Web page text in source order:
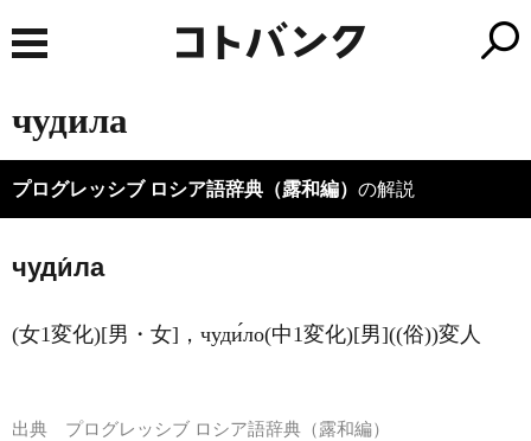
чудила
プログレッシブ ロシア語辞典（露和編） の解説
чуди́ла
(女1変化)[男・女]，чуди́ло(中1変化)[男]((俗))変人
出典 プログレッシブ ロシア語辞典（露和編）